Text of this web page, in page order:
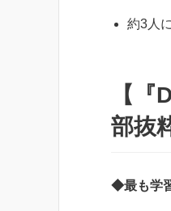
約3人
【
部抜
◆最も学